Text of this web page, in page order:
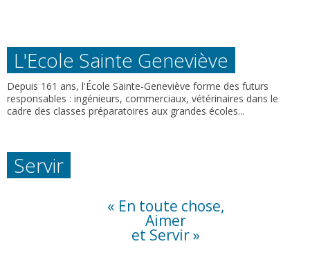
L'Ecole Sainte Geneviève
Depuis 161 ans, l'École Sainte-Geneviève forme des futurs
responsables : ingénieurs, commerciaux, vétérinaires dans le
cadre des classes préparatoires aux grandes écoles...
Servir
« En toute chose,
Aimer
et Servir »